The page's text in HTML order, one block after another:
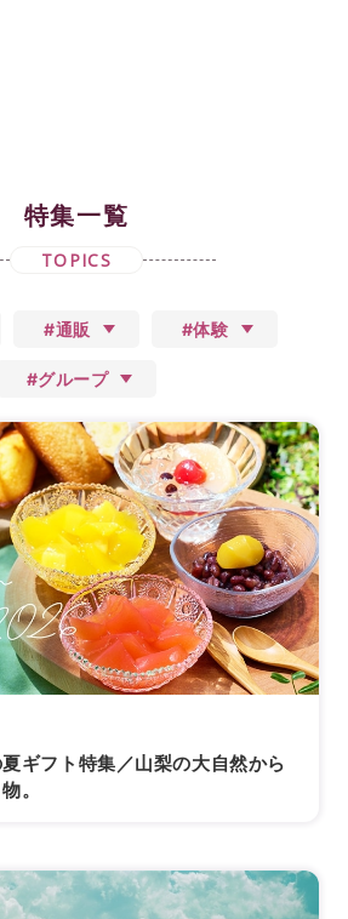
特集一覧
TOPICS
#通販 #体験
#グループ
ギフト特集／山梨の大自然から
。